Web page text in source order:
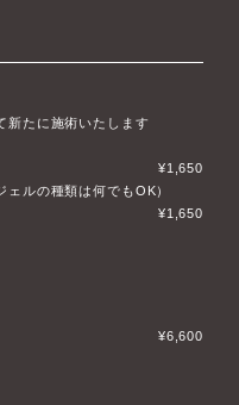
新たに施術いたします
¥1,650
ルの種類は何でもOK）
¥1,650
¥6,600